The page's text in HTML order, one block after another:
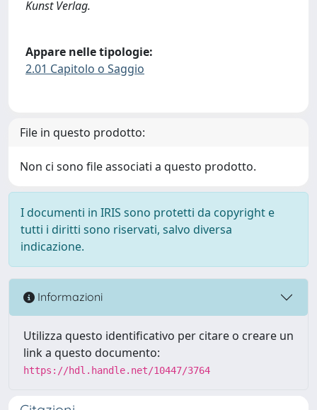
Kunst Verlag.
Appare nelle tipologie:
2.01 Capitolo o Saggio
File in questo prodotto:
Non ci sono file associati a questo prodotto.
I documenti in IRIS sono protetti da copyright e
tutti i diritti sono riservati, salvo diversa
indicazione.
Informazioni
Utilizza questo identificativo per citare o creare un
link a questo documento:
https://hdl.handle.net/10447/3764